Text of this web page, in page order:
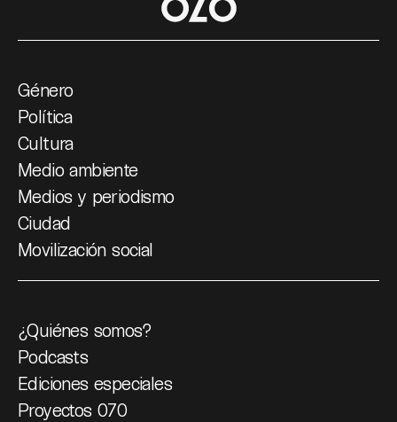
Género
Política
Cultura
Medio ambiente
Medios y periodismo
Ciudad
Movilización social
¿Quiénes somos?
Podcasts
Ediciones especiales
Proyectos 070